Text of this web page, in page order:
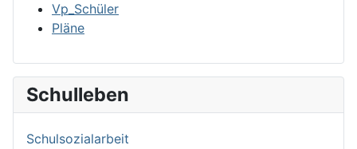
Vp_Schüler
Pläne
Schulleben
Schulsozialarbeit